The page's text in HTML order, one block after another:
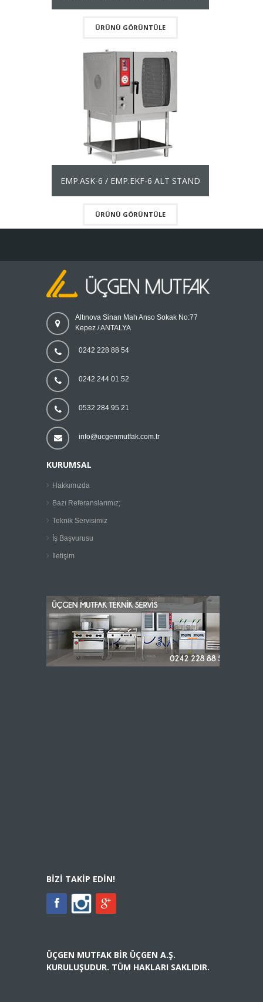
ÜRÜNÜ GÖRÜNTÜLE
EMP.ASK-6 / EMP.EKF-6 ALT STAND
ÜRÜNÜ GÖRÜNTÜLE
Altınova Sinan Mah Anso Sokak No:77
Kepez / ANTALYA
0242 228 88 54
0242 244 01 52
0532 284 95 21
info@ucgenmutfak.com.tr
KURUMSAL
Hakkımızda
Bazı Referanslarımız;
Teknik Servisimiz
İş Başvurusu
İletişim
BIZI TAKIP EDIN!
ÜÇGEN MUTFAK BIR ÜÇGEN A.Ş.
KURULUŞUDUR. TÜM HAKLARI SAKLIDIR.